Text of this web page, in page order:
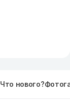
Что нового?